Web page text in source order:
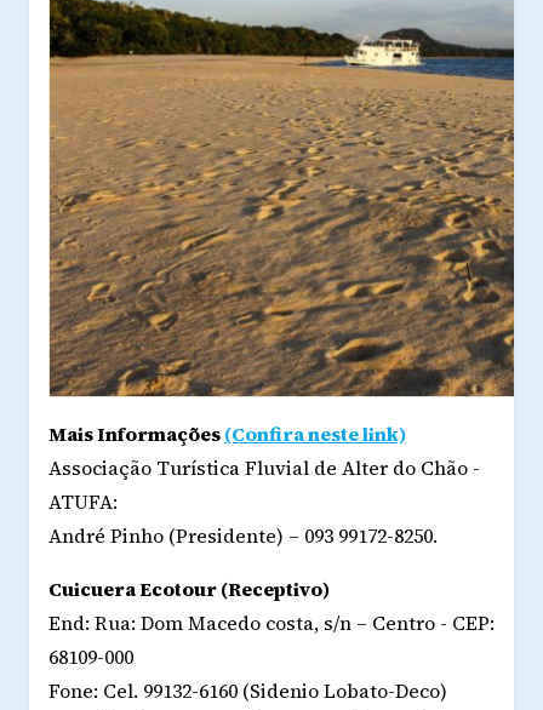
Mais Informações(Confira neste link)
Associação Turística Fluvial de Alter do Chão -
ATUFA:
André Pinho (Presidente) – 093 99172-8250.
Cuicuera Ecotour (Receptivo)
End: Rua: Dom Macedo costa, s/n – Centro - CEP:
68109-000
Fone: Cel. 99132-6160 (Sidenio Lobato-Deco)